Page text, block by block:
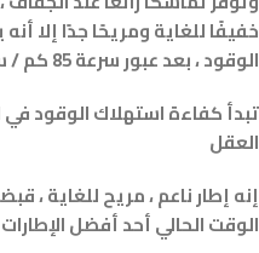
خفيفًا للغاية ومريحًا جدًا إلا
الوقود ، بعد عبور سرعة 85 كم / ساعة ،
تبدأ كفاءة استهلاك الوقود
العقل
إنه إطار ناعم ، مريح للغاية
الوقت الحالي أحد أفضل